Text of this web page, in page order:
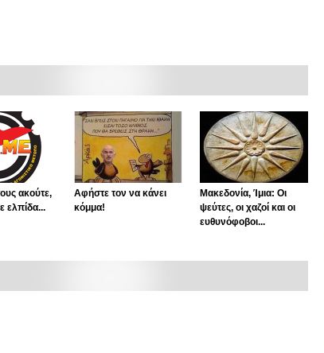
ακούτε,
ελπίδα...
Αφήστε τον να κάνει
κόμμα!
Μακεδονία, Ίμια: Οι
ψεύτες, οι χαζοί και οι
ευθυνόφοβοι...